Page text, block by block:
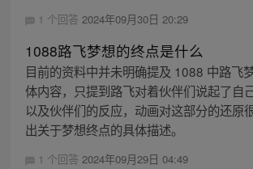
1 个回答 2024年09月30日 20:29
1088路飞梦想的终点是什么
目前的资料中并未明确提及 1088 中路飞
体内容，只提到路飞对着伙伴们说起了自
以及伙伴们的反应，动画对这部分的还原
出关于梦想终点的具体描述。
1 个回答 2024年09月29日 04:49